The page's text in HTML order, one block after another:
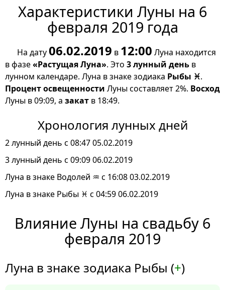
Характеристики Луны на 6
февраля 2019 года
На дату06.02.2019 в 12:00 Луна находится
в фазе«Растущая Луна». Это 3 лунный день в
лунном календаре. Луна в знаке зодиака Рыбы ♓.
Процент освещенности Луны составляет 2%. Восход
Луны в 09:09, а закат в 18:49.
Хронология лунных дней
2 лунный день с 08:47 05.02.2019
3 лунный день с 09:09 06.02.2019
Луна в знаке Водолей ♒ с 16:08 03.02.2019
Луна в знаке Рыбы ♓ с 04:59 06.02.2019
Влияние Луны на свадьбу 6
февраля 2019
Луна в знаке зодиака Рыбы (+)